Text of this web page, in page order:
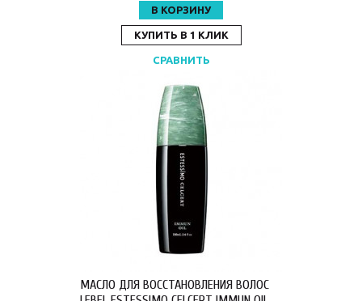
В КОРЗИНУ
КУПИТЬ В 1 КЛИК
СРАВНИТЬ
МАСЛО ДЛЯ ВОССТАНОВЛЕНИЯ ВОЛОС